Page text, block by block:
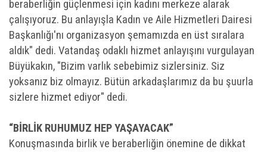
beraberliğin güçlenmesi için kadını merkeze alarak
çalışıyoruz. Bu anlayışla Kadın ve Aile Hizmetleri Dairesi
Başkanlığı'nı organizasyon şemamızda en üst sıralara
aldık" dedi. Vatandaş odaklı hizmet anlayışını vurgulayan
Büyükakın, "Bizim varlık sebebimiz sizlersiniz. Siz
yoksanız biz olmayız. Bütün arkadaşlarımız da bu şuurla
sizlere hizmet ediyor" dedi.
“BİRLİK RUHUMUZ HEP YAŞAYACAK”
Konuşmasında birlik ve beraberliğin önemine de dikkat